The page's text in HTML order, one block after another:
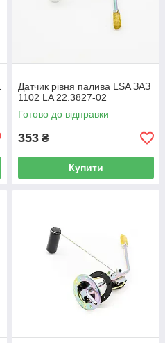
Датчик рівня палива LSA ЗАЗ
1102 LA 22.3827-02
Готово до відправки
353 ₴
Купити